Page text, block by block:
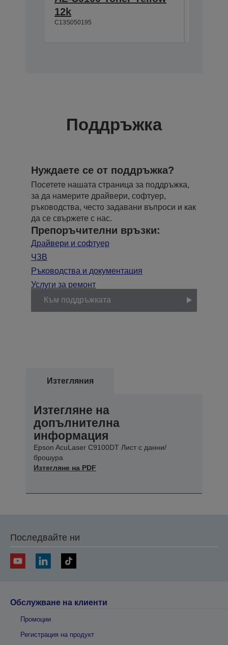
12k
C13S050195
Поддръжка
Нуждаете се от поддръжка?
Посетете нашата страница за поддръжка,
за да намерите драйвери, софтуер,
ръководства, често задавани въпроси и как
да се свържете с нас.
Препоръчителни връзки:
Драйвери и софтуер
ЧЗВ
Ръководства и документация
Услуги за ремонт
Към поддръжката
Изтегляния
Изтегляне на
допълнителна
информация
Epson AcuLaser C9100DT Лист с данни/
брошура
Изтегляне на PDF
Последвайте ни
Обслужване на клиенти
Промоции
Регистрация на продукт